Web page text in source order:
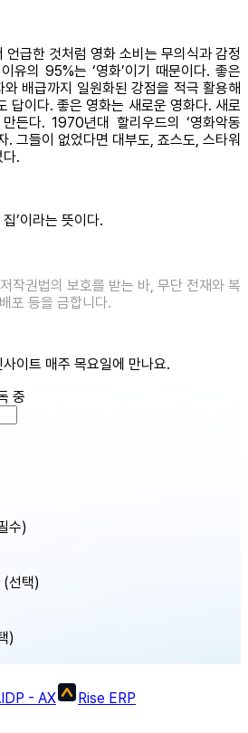
언급한 것처럼 영화 소비는 무의식과 감정
유의 95%는 ‘영화’이기 때문이다. 좋은
배급까지 일원화된 강점을 적극 활용해
답이다. 좋은 영화는 새로운 영화다. 새로
든다. 1970년대 할리우드의 ‘영화악동
그들이 없었다면 대부도, 죠스도, 스타워
.
’이라는 뜻이다.
작권법의 보호를 받는 바, 무단 전재와 복
포 등을 금합니다.
이트 매주 목요일에 만나요.
중
수)
(선택)
)
- AX Rise ERP